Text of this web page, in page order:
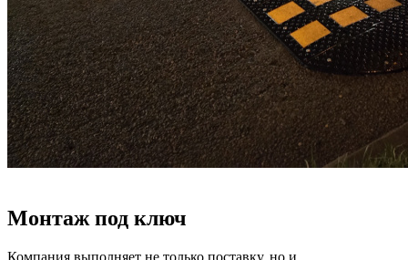
Монтаж под ключ
Компания выполняет не только поставку, но и